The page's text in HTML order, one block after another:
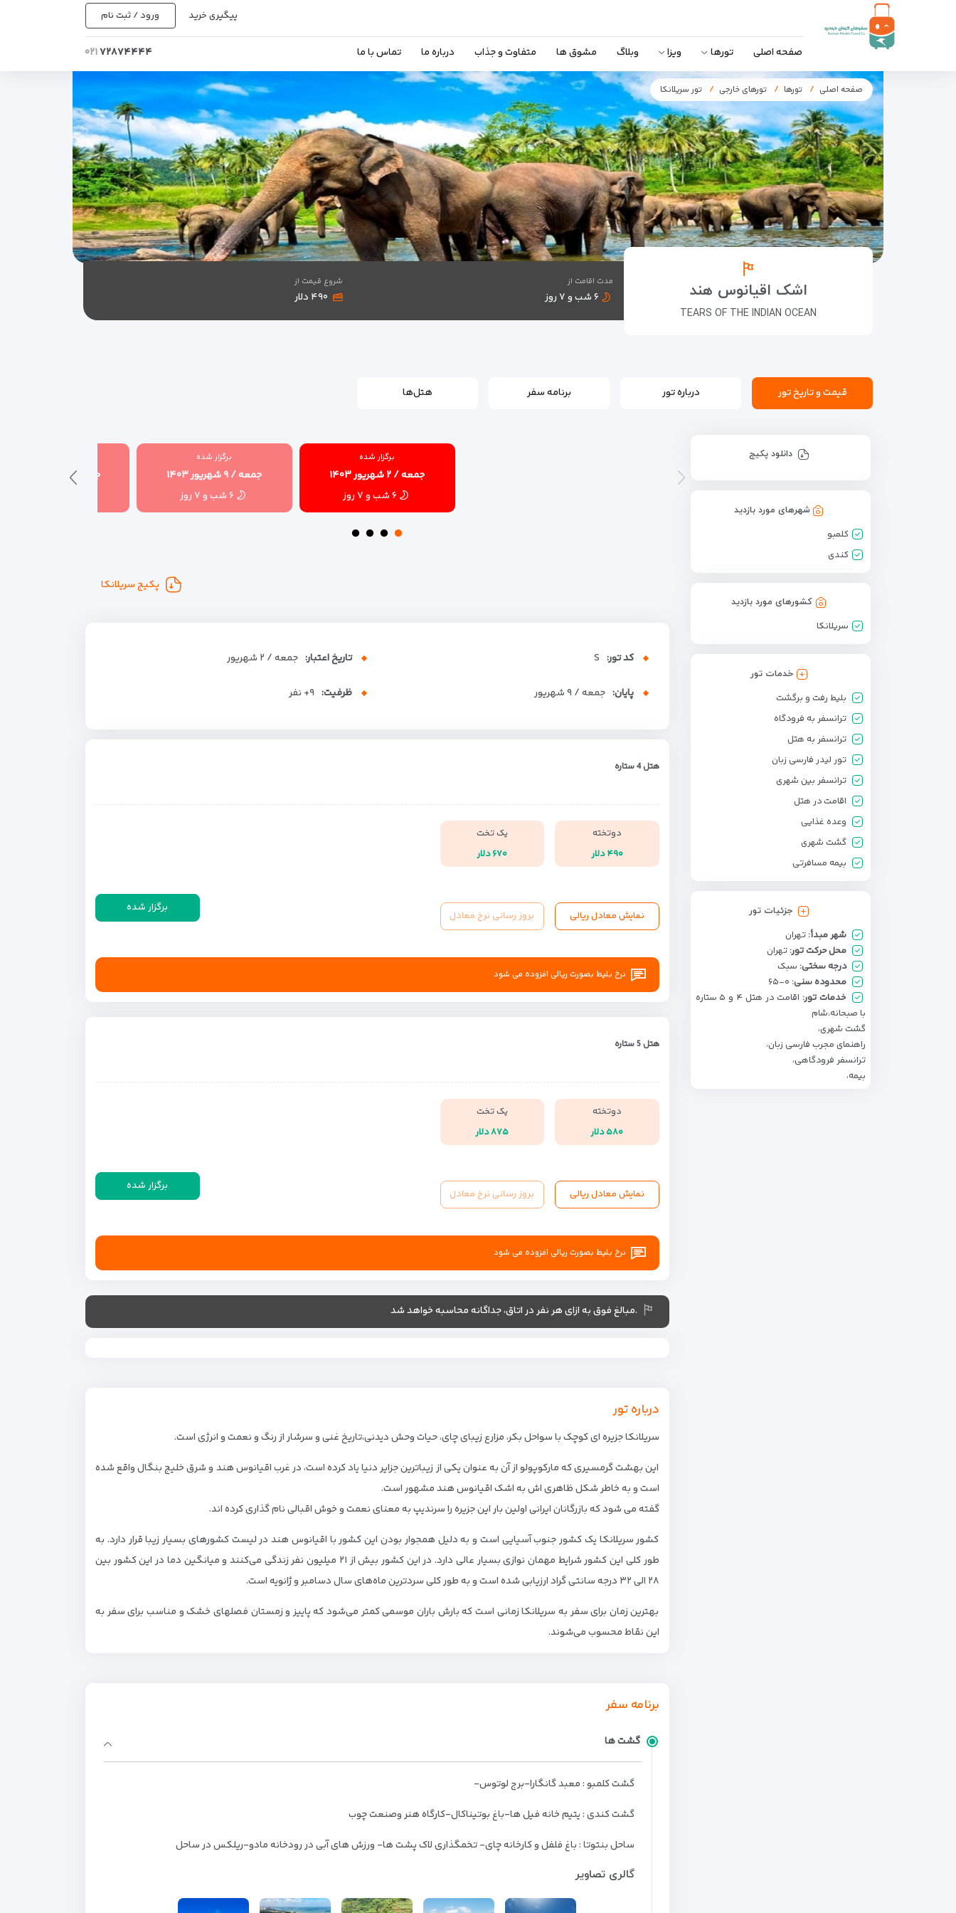
پیگیری خرید ورود / ثبت نام
صفحه اصلی تورها ویزا وبلاگ مشوق ها متفاوت و جذاب درباره ما تماس با ما ۷۲۸۷۴۴۴۴۰۲۱
صفحه اصلی تورها تورهای خارجی تور سریلانکا
اشک اقیانوس هند
TEARS OF THE INDIAN OCEAN
مدت اقامت از
۶ شب و ۷ روز
شروع قیمت از
۴۹۰ دلار
قیمت و تاریخ تور درباره تور برنامه سفر هتل‌ها
دانلود پکیج
شهرهای مورد بازدید
کلمبو
کندی
کشورهای مورد بازدید
سریلانکا
خدمات تور
بلیط رفت و برگشت
ترانسفر به فرودگاه
ترانسفر به هتل
تور لیدر فارسی زبان
ترانسفر بین شهری
اقامت در هتل
وعده غذایی
گشت شهری
بیمه مسافرتی
جزئیات تور
شهر مبدأ: تهران
محل حرکت تور: تهران
درجه سختی: سبک
محدوده سنی: ۰-۶۵
خدمات تور:
اقامت در هتل ۴ و ۵ ستاره
با صبحانه،شام
گشت شهری،
راهنمای مجرب فارسی زبان،
ترانسفر فرودگاهی،
بیمه،
برگزار شده
جمعه / ۲ شهریور ۱۴۰۳
۶ شب و ۷ روز
برگزار شده
جمعه / ۹ شهریور ۱۴۰۳
۶ شب و ۷ روز
جمعه / ۱۶ شهریور ۱۴۰۳
پکیج سریلانکا
کد تور: S تاریخ اعتبار: جمعه / ۲ شهریور
پایان: جمعه / ۹ شهریور ظرفیت: +۹ نفر
هتل 4 ستاره
دوتخته
۴۹۰ دلار
یک تخت
۶۷۰ دلار
برگزار شده
نمایش معادل ریالی بروز رسانی نرخ معادل
نرخ بلیط بصورت ریالی افزوده می شود
هتل 5 ستاره
دوتخته
۵۸۰ دلار
یک تخت
۸۷۵ دلار
برگزار شده
نمایش معادل ریالی بروز رسانی نرخ معادل
نرخ بلیط بصورت ریالی افزوده می شود
.مبالغ فوق به ازای هر نفر در اتاق، جداگانه محاسبه خواهد شد
درباره تور
سریلانکا جزیره ای کوچک با سواحل بکر، مزارع زیبای چای، حیات وحش دیدنی،تاریخ غنی و سرشار از رنگ و نعمت و انرژی است.
این بهشت گرمسیری که مارکوپولو از آن به عنوان یکی از زیباترین جزایر دنیا یاد کرده است، در غرب اقیانوس هند و شرق خلیج بنگال واقع شده
است و به خاطر شکل ظاهری اش به اشک اقیانوس هند مشهور است.
گفته می شود که بازرگانان ایرانی اولین بار این جزیره را سرندیپ به معنای نعمت و خوش اقبالی نام گذاری کرده اند.
کشور سریلانکا یک کشور جنوب آسیایی است و به دلیل همجوار بودن این کشور با اقیانوس هند در لیست کشورهای بسیار زیبا قرار دارد. به
طور کلی این کشور شرایط مهمان نوازی بسیار عالی دارد. در این کشور بیش از ۲۱ میلیون نفر زندگی می‌کنند و میانگین دما در این کشور بین
۲۸ الی ۳۲ درجه سانتی گراد ارزیابی شده است و به طور کلی سردترین ماه‌های سال دسامبر و ژانویه است.
بهترین زمان برای سفر به سریلانکا زمانی است که بارش باران موسمی کمتر می‌شود که پاییز و زمستان فصلهای خشک و مناسب برای سفر به
این نقاط محسوب می‌شوند.
برنامه سفر
گشت ها
گشت کلمبو : معبد گانگارا-برج لوتوس-
گشت کندی : یتیم خانه فیل ها-باغ بوتیناکال-کارگاه هنر وصنعت چوب
ساحل بنتوتا : باغ فلفل و کارخانه چای- تخمگذاری لاک پشت ها- ورزش های آبی در رودخانه مادو-ریلکس در ساحل
گالری تصاویر